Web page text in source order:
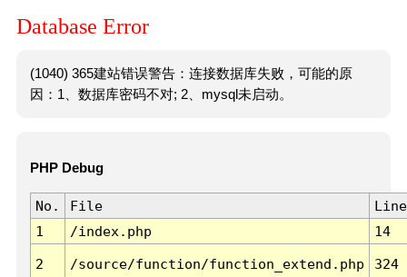
Database Error
(1040) 365建站错误警告：连接数据库失败，可能的原
因：1、数据库密码不对; 2、mysql未启动。
PHP Debug
No. File
Line
1
/index.php 14
2 /source/function/function_extend.php 324